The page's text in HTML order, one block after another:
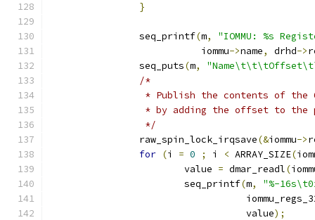
}
		seq_printf
(m,
"IOMMU: %s
			   iommu
->name, drhd->
		seq_puts
(m,
/*
* Publish the contents of
* by adding the offset to
		 */
		raw_spin_lock_irqsave
(&iommu->
for (i = 0 ; i < ARRAY_SIZE(
			value
= dmar_readl(
			seq_printf
(m,
"%-
				   value
);